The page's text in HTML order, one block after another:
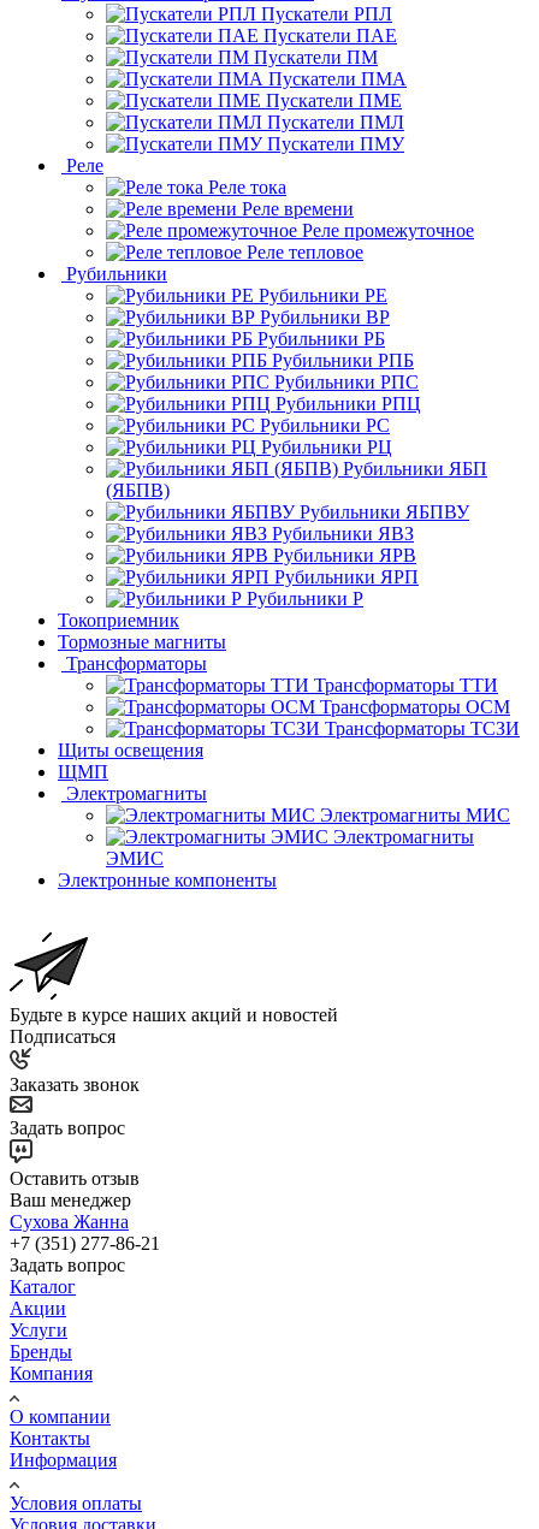
Пускатели РПЛ
Пускатели ПАЕ
Пускатели ПМ
Пускатели ПМА
Пускатели ПМЕ
Пускатели ПМЛ
Пускатели ПМУ
Реле
Реле тока
Реле времени
Реле промежуточное
Реле тепловое
Рубильники
Рубильники РЕ
Рубильники ВР
Рубильники РБ
Рубильники РПБ
Рубильники РПС
Рубильники РПЦ
Рубильники РС
Рубильники РЦ
Рубильники ЯБП
(ЯБПВ)
Рубильники ЯБПВУ
Рубильники ЯВЗ
Рубильники ЯРВ
Рубильники ЯРП
Рубильники Р
Токоприемник
Тормозные магниты
Трансформаторы
Трансформаторы ТТИ
Трансформаторы ОСМ
Трансформаторы ТСЗИ
Щиты освещения
ЩМП
Электромагниты
Электромагниты МИС
Электромагниты
ЭМИС
Электронные компоненты
Будьте в курсе наших акций и новостей
Подписаться
Заказать звонок
Задать вопрос
Оставить отзыв
Ваш менеджер
Сухова Жанна
+7 (351) 277-86-21
Задать вопрос
Каталог
Акции
Услуги
Бренды
Компания
О компании
Контакты
Информация
Условия оплаты